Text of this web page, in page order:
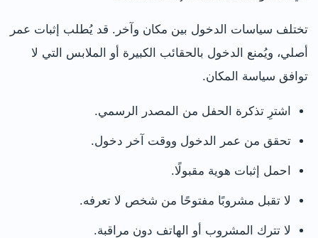
تختلف سياسات الدخول بين مكان وآخر. قد يُطلب إثبات عمر
أصلي، ويُمنع الدخول بالحقائب الكبيرة أو الملابس التي لا
توافق سياسة المكان.
اشترِ تذكرة الحفل من المصدر الرسمي.
تحقق من عمر الدخول ووقت آخر دخول.
احمل إثبات هوية مقبولًا.
لا تقبل مشروبًا مفتوحًا من شخص لا تعرفه.
لا تترك المشروب أو الهاتف دون مراقبة.